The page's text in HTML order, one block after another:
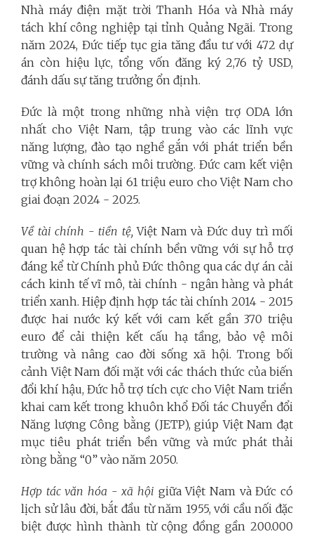
Nhà máy điện mặt trời Thanh Hóa và Nhà máy
tách khí công nghiệp tại tỉnh Quảng Ngãi. Trong
năm 2024, Đức tiếp tục gia tăng đầu tư với 472 dự
án còn hiệu lực, tổng vốn đăng ký 2,76 tỷ USD,
đánh dấu sự tăng trưởng ổn định.
Đức là một trong những nhà viện trợ ODA lớn
nhất cho Việt Nam, tập trung vào các lĩnh vực
năng lượng, đào tạo nghề gắn với phát triển bền
vững và chính sách môi trường. Đức cam kết viện
trợ không hoàn lại 61 triệu euro cho Việt Nam cho
giai đoạn 2024 - 2025.
Về tài chính - tiền tệ,Việt Nam và Đức duy trì mối
quan hệ hợp tác tài chính bền vững với sự hỗ trợ
đáng kể từ Chính phủ Đức thông qua các dự án cải
cách kinh tế vĩ mô, tài chính - ngân hàng và phát
triển xanh. Hiệp định hợp tác tài chính 2014 - 2015
được hai nước ký kết với cam kết gần 370 triệu
euro để cải thiện kết cấu hạ tầng, bảo vệ môi
trường và nâng cao đời sống xã hội. Trong bối
cảnh Việt Nam đối mặt với các thách thức của biến
đổi khí hậu, Đức hỗ trợ tích cực cho Việt Nam triển
khai cam kết trong khuôn khổ Đối tác Chuyển đổi
Năng lượng Công bằng (JETP), giúp Việt Nam đạt
mục tiêu phát triển bền vững và mức phát thải
ròng bằng “0” vào năm 2050.
Hợp tác văn hóa - xã hội giữa Việt Nam và Đức có
lịch sử lâu đời, bắt đầu từ năm 1955, với cầu nối đặc
biệt được hình thành từ cộng đồng gần 200.000